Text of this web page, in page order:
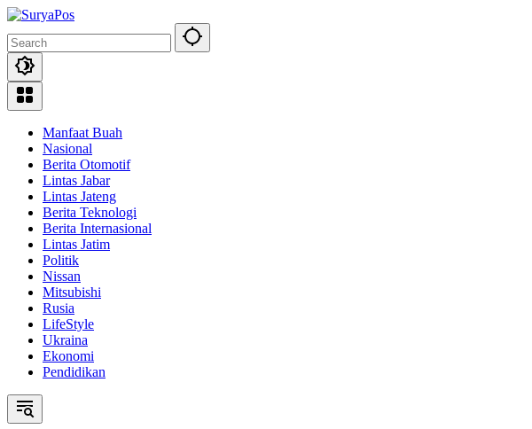
Skip
content
Manfaat Buah
Nasional
Berita Otomotif
Lintas Jabar
Lintas Jateng
Berita Teknologi
Berita Internasional
Lintas Jatim
Politik
Nissan
Mitsubishi
Rusia
LifeStyle
Ukraina
Ekonomi
Pendidikan